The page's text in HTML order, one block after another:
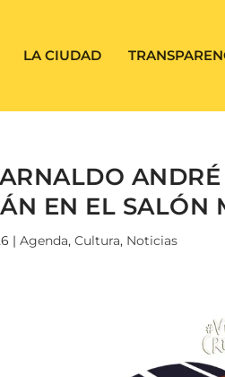
LA CIUDAD
EN EL SALÓN
| Agenda, Cultura, Noticias